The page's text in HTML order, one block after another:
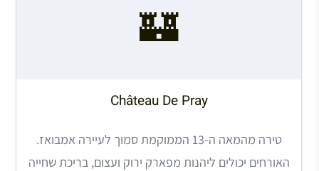
🏰
Château De Pray
טירה מהמאה ה-13 הממוקמת סמוך לעיירה אמבואז.
האורחים יכולים ליהנות מפארק ירוק ועצום, בריכת שחייה